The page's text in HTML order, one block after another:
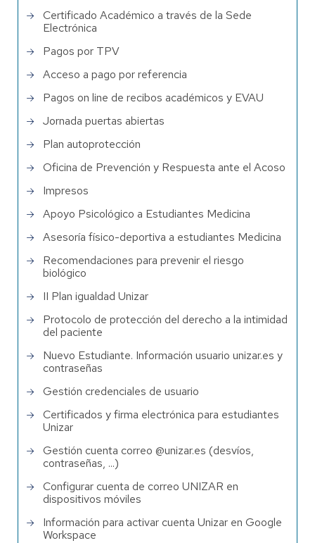
Certificado Académico a través de la Sede
Electrónica
Pagos por TPV
Acceso a pago por referencia
Pagos on line de recibos académicos y EVAU
Jornada puertas abiertas
Plan autoprotección
Oficina de Prevención y Respuesta ante el Acoso
Impresos
Apoyo Psicológico a Estudiantes Medicina
Asesoría físico-deportiva a estudiantes Medicina
Recomendaciones para prevenir el riesgo
biológico
II Plan igualdad Unizar
Protocolo de protección del derecho a la intimidad
del paciente
Nuevo Estudiante. Información usuario unizar.es y
contraseñas
Gestión credenciales de usuario
Certificados y firma electrónica para estudiantes
Unizar
Gestión cuenta correo @unizar.es (desvíos,
contraseñas, ...)
Configurar cuenta de correo UNIZAR en
dispositivos móviles
Información para activar cuenta Unizar en Google
Workspace